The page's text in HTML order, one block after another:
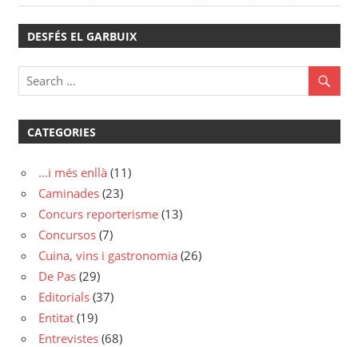
Post:
DESFÉS EL GARBUIX
CATEGORIES
…i més enllà (11)
Caminades (23)
Concurs reporterisme (13)
Concursos (7)
Cuina, vins i gastronomia (26)
De Pas (29)
Editorials (37)
Entitat (19)
Entrevistes (68)